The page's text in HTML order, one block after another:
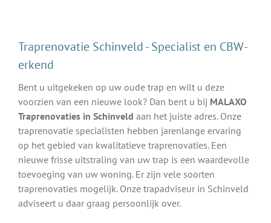
Traprenovatie Schinveld - Specialist en CBW-
erkend
Bent u uitgekeken op uw oude trap en wilt u deze
voorzien van een nieuwe look? Dan bent u bij MALAXO
Traprenovaties in Schinveld aan het juiste adres. Onze
traprenovatie specialisten hebben jarenlange ervaring
op het gebied van kwalitatieve traprenovaties. Een
nieuwe frisse uitstraling van uw trap is een waardevolle
toevoeging van uw woning. Er zijn vele soorten
traprenovaties mogelijk. Onze trapadviseur in Schinveld
adviseert u daar graag persoonlijk over.